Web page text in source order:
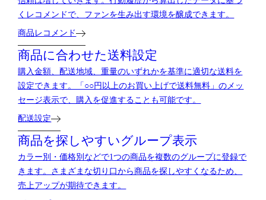
商品レコメンド
商品に合わせた送料設定
購入金額、配送地域、重量のいずれかを基準に適切な送料を
設定できます。「○○円以上のお買い上げで送料無料」のメッ
セージ表示で、購入を促進することも可能です。
配送設定
商品を探しやすいグループ表示
カラー別・価格別などで1つの商品を複数のグループに登録で
きます。さまざまな切り口から商品を探しやすくなるため、
売上アップが期待できます。
グループ